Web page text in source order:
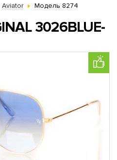
Aviator Модель 8274
3026BLUE-